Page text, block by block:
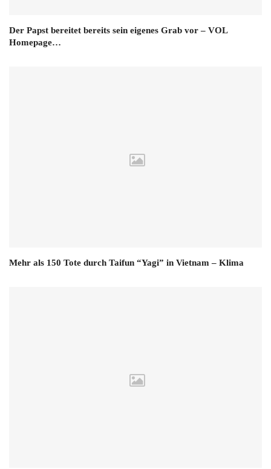
Der Papst bereitet bereits sein eigenes Grab vor – VOL
Homepage…
Mehr als 150 Tote durch Taifun “Yagi” in Vietnam – Klima